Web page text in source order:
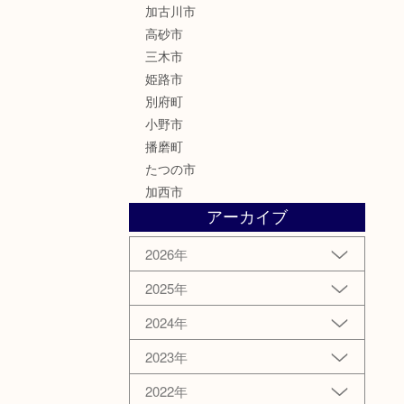
加古川市
高砂市
三木市
姫路市
別府町
小野市
播磨町
たつの市
加西市
アーカイブ
2026年
2025年
2024年
2023年
2022年